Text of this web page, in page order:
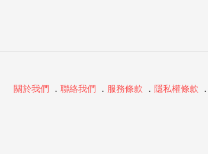
關於我們 ． 聯絡我們 ． 服務條款 ． 隱私權條款 ．